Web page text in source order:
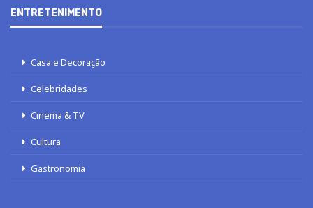
ENTRETENIMENTO
Casa e Decoração
Celebridades
Cinema & TV
Cultura
Gastronomia